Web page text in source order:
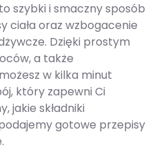
szybki i smaczny sposób
ciała oraz wzbogacenie
Dzięki prostym
a także
w kilka minut
który zapewni Ci
jakie składniki
gotowe przepisy